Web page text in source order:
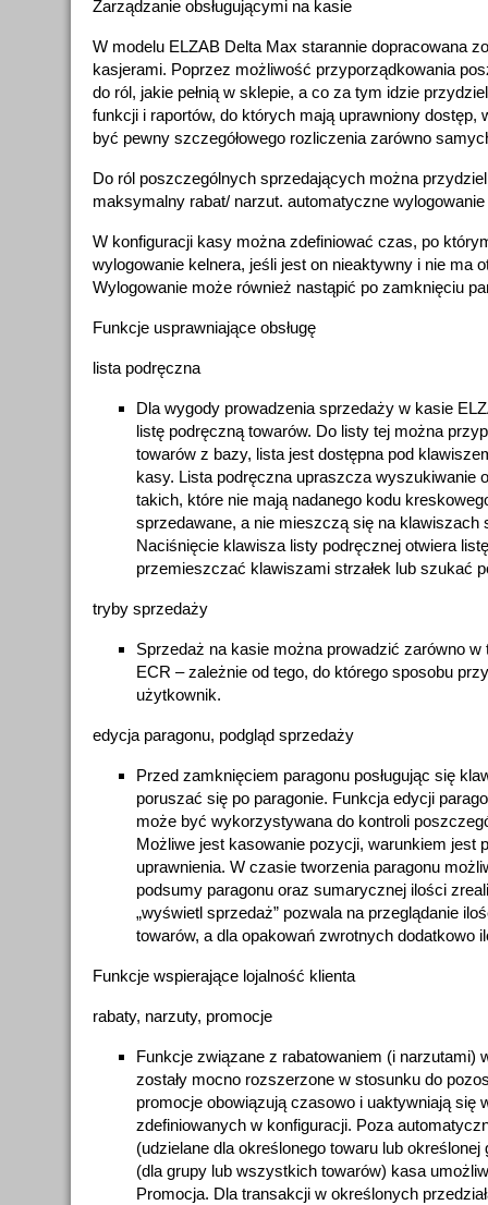
Zarządzanie obsługującymi na kasie
W modelu ELZAB Delta Max starannie dopracowana
kasjerami. Poprzez możliwość przyporządkowania
do ról, jakie pełnią w sklepie, a co za tym idzie
funkcji i raportów, do których mają uprawniony dostęp,
być pewny szczegółowego rozliczenia zarówno
Do ról poszczególnych sprzedających można
maksymalny rabat/ narzut. automatyczne
W konfiguracji kasy można zdefiniować czas, po
wylogowanie kelnera, jeśli jest on nieaktywny i nie ma
Wylogowanie może również nastąpić po zamknięciu
Funkcje usprawniające obsługę
lista podręczna
Dla wygody prowadzenia sprzedaży w kasie
listę podręczną towarów. Do listy tej można
towarów z bazy, lista jest dostępna pod
kasy. Lista podręczna upraszcza wyszukiwanie
takich, które nie mają nadanego kodu
sprzedawane, a nie mieszczą się na klawiszach
Naciśnięcie klawisza listy podręcznej otwiera
przemieszczać klawiszami strzałek lub szukać
tryby sprzedaży
Sprzedaż na kasie można prowadzić zarówno
ECR – zależnie od tego, do którego sposobu
użytkownik.
edycja paragonu, podgląd sprzedaży
Przed zamknięciem paragonu posługując się
poruszać się po paragonie. Funkcja edycji
może być wykorzystywana do kontroli
Możliwe jest kasowanie pozycji, warunkiem jest
uprawnienia. W czasie tworzenia paragonu
podsumy paragonu oraz sumarycznej ilości
„wyświetl sprzedaż” pozwala na przeglądanie
towarów, a dla opakowań zwrotnych dodatkowo
Funkcje wspierające lojalność klienta
rabaty, narzuty, promocje
Funkcje związane z rabatowaniem (i narzutami)
zostały mocno rozszerzone w stosunku do
promocje obowiązują czasowo i uaktywniają się
zdefiniowanych w konfiguracji. Poza
(udzielane dla określonego towaru lub
(dla grupy lub wszystkich towarów) kasa
Promocja. Dla transakcji w określonych